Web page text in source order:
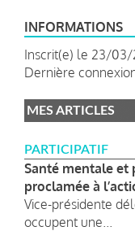
INFORMATIONS
Inscrit(e) le 23/03/
Dernière
MES ARTICLES
PARTICIPATIF
Santé mentale et
proclamée à
Vice-présidente
occupent une...